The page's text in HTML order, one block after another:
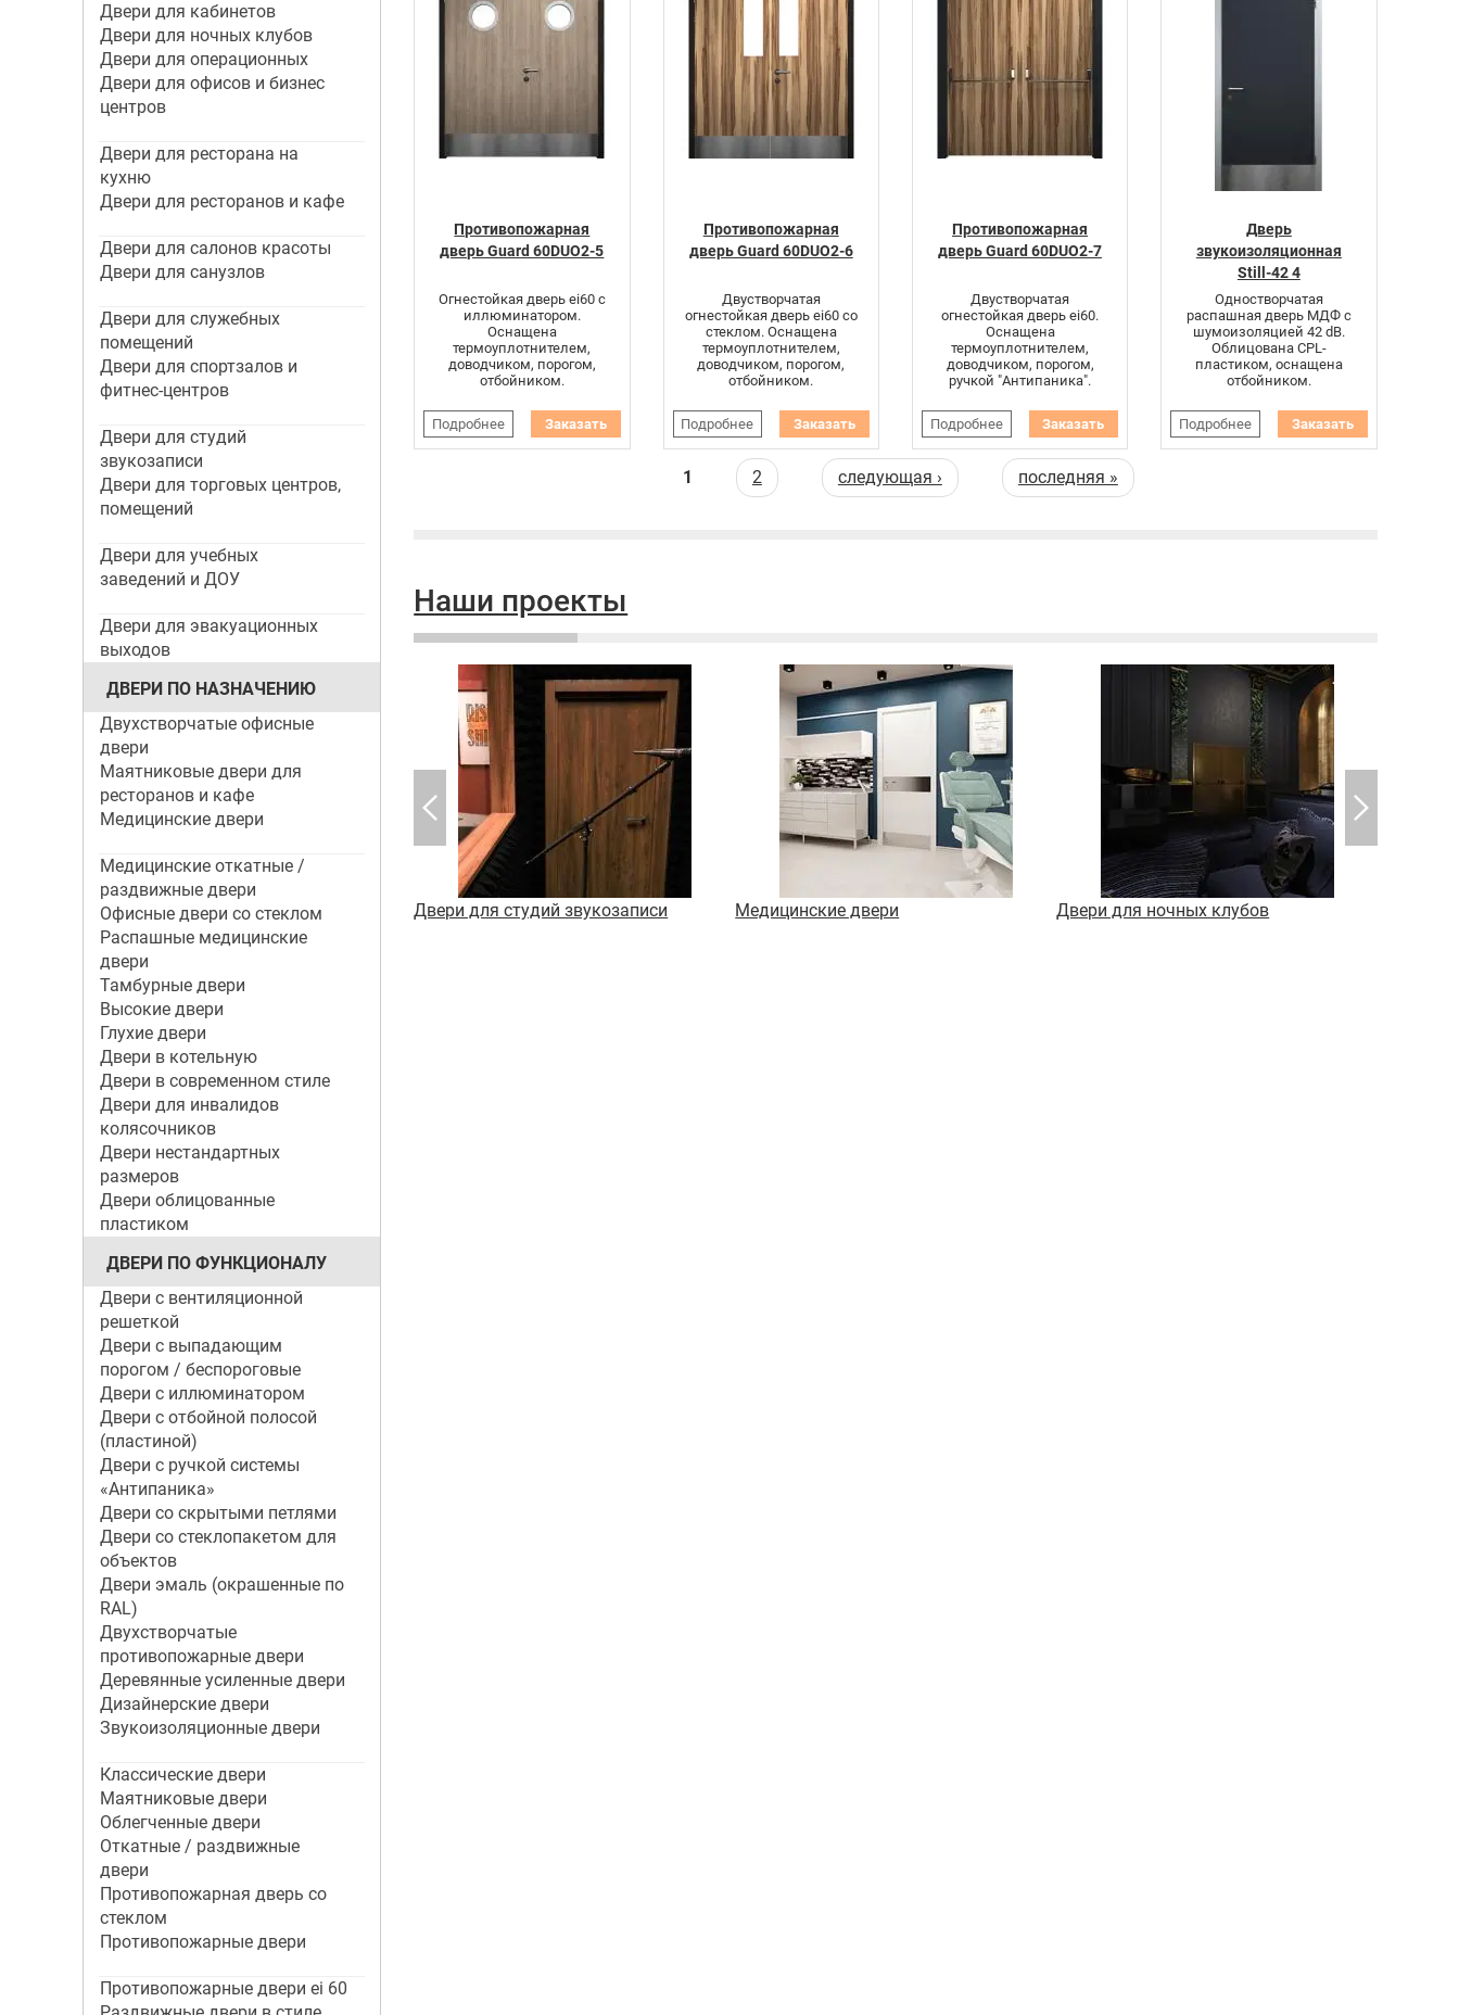
Двери для кабинетов
Двери для ночных клубов
Двери для операционных
Двери для офисов и бизнес
центров
Двери для ресторана на
кухню
Двери для ресторанов и кафе
Двери для салонов красоты
Двери для санузлов
Двери для служебных
помещений
Двери для спортзалов и
фитнес-центров
Двери для студий
звукозаписи
Двери для торговых центров,
помещений
Двери для учебных
заведений и ДОУ
Двери для эвакуационных
выходов
ДВЕРИ ПО НАЗНАЧЕНИЮ
Двухстворчатые офисные
двери
Маятниковые двери для
ресторанов и кафе
Медицинские двери
Медицинские откатные /
раздвижные двери
Офисные двери со стеклом
Распашные медицинские
двери
Тамбурные двери
Высокие двери
Глухие двери
Двери в котельную
Двери в современном стиле
Двери для инвалидов
колясочников
Двери нестандартных
размеров
Двери облицованные
пластиком
ДВЕРИ ПО ФУНКЦИОНАЛУ
Двери с вентиляционной
решеткой
Двери с выпадающим
порогом / беспороговые
Двери с иллюминатором
Двери с отбойной полосой
(пластиной)
Двери с ручкой системы
«Антипаника»
Двери со скрытыми петлями
Двери со стеклопакетом для
объектов
Двери эмаль (окрашенные по
RAL)
Двухстворчатые
противопожарные двери
Деревянные усиленные двери
Дизайнерские двери
Звукоизоляционные двери
Классические двери
Маятниковые двери
Облегченные двери
Откатные / раздвижные
двери
Противопожарная дверь со
стеклом
Противопожарные двери
Противопожарные двери ei 60
Противопожарная
дверь Guard 60DUO2-5
Огнестойкая дверь ei60 с
иллюминатором.
Оснащена
термоуплотнителем,
доводчиком, порогом,
отбойником.
Подробнее Заказать
Противопожарная
дверь Guard 60DUO2-6
Двустворчатая
огнестойкая дверь ei60 со
стеклом. Оснащена
термоуплотнителем,
доводчиком, порогом,
отбойником.
Подробнее Заказать
Противопожарная
дверь Guard 60DUO2-7
Двустворчатая
огнестойкая дверь ei60.
Оснащена
термоуплотнителем,
доводчиком, порогом,
ручкой "Антипаника".
Подробнее Заказать
Дверь
звукоизоляционная
Still-42 4
Одностворчатая
распашная дверь МДФ с
шумоизоляцией 42 dB.
Облицована CPL-
пластиком, оснащена
отбойником.
Подробнее Заказать
1 2 следующая › последняя »
Наши проекты
Двери для гостиниц и отелей Двери для студий звукозаписи Медицинские двери Двери для ночных клубов